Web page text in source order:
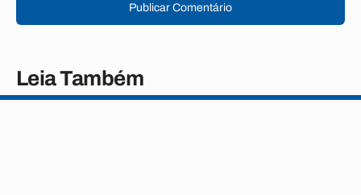
Publicar Comentário
Leia Também